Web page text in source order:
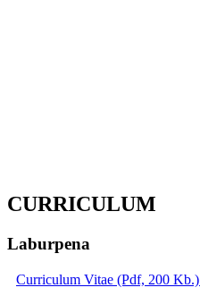
CURRICULUM
Laburpena
Curriculum Vitae (Pdf, 200 Kb.)